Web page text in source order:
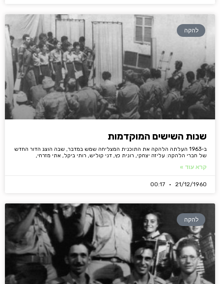
להקה
שנות השישים המוקדמות
ב-1963 העלתה הלהקה את התוכנית המצליחה שמש במדבר, שבה הוצג הדור החדש
של חברי הלהקה: עליזה יצחקי, רונית כץ, דני קוליש, רותי ביקל, אתי מזרחי,
קרא עוד »
21/12/1960
להקה